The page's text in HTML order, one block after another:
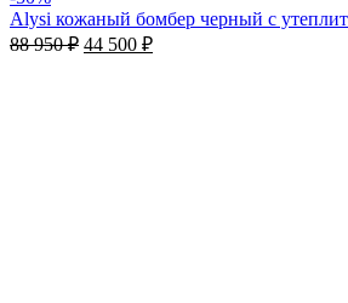
Alysi кожаный бомбер черный c
88 950₽ 44 500 ₽